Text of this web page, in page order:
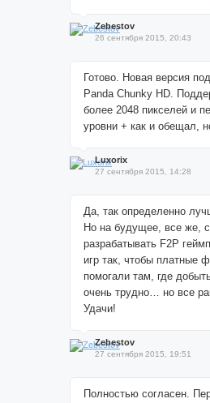
Zebestov
26 сентября 2015, 20:43
Готово. Новая версия
Panda Chunky HD.
более 2048 пикселей и
уровни + как и обещал,
Luxorix
27 сентября 2015, 14:28
Да, так определенно
Но на будущее, все же,
разрабатывать F2P
игр так, чтобы платные
помогали там, где
очень трудно… но все
Удачи!
Zebestov
27 сентября 2015, 19:51
Полностью согласен.